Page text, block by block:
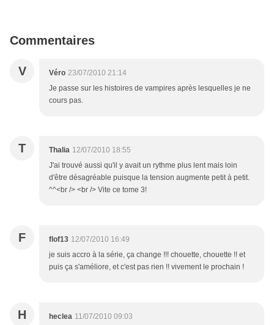
Commentaires
V Véro 23/07/2010 21:14
Je passe sur les histoires de vampires après lesquelles je ne
cours pas.
T Thalia 12/07/2010 18:55
J'ai trouvé aussi qu'il y avait un rythme plus lent mais loin
d'être désagréable puisque la tension augmente petit à petit.
^^<br /> <br /> Vite ce tome 3!
F flof13 12/07/2010 16:49
je suis accro à la série, ça change !!! chouette, chouette !! et
puis ça s'améliore, et c'est pas rien !! vivement le prochain !
H heclea 11/07/2010 09:03